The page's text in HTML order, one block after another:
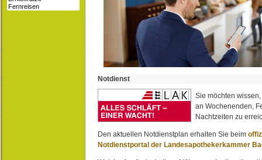
Notdienst
Sie möchten
an Wochenenden,
Nachtzeiten zu
Den aktuellen Notdienstplan erhalten Sie beim
Notdienstportal der Landesapothekerkammer